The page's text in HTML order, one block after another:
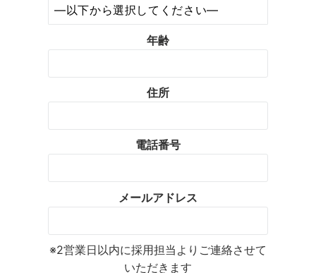
年齢
住所
電話番号
メールアドレス
※2営業日以内に採用担当よりご連絡させて
いただきます